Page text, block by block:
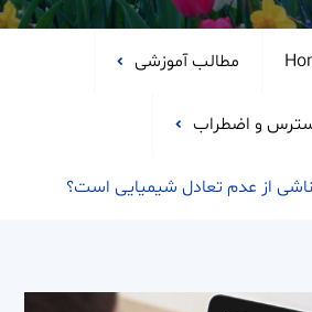
مطالب آموزشی
و اضطراب
ناشی از عدم تعادل شیمیایی است؟